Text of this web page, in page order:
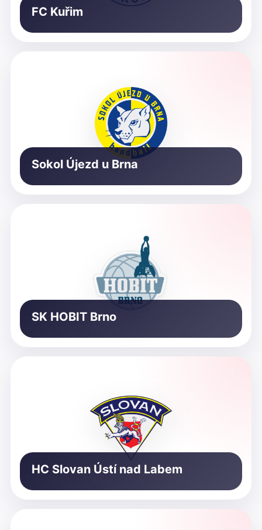
FC Kuřim
Sokol Újezd u Brna
SK HOBIT Brno
HC Slovan Ústí nad Labem